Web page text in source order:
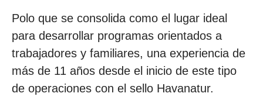
Polo que se consolida como el lugar ideal
para desarrollar programas orientados a
trabajadores y familiares, una experiencia de
más de 11 años desde el inicio de este tipo
de operaciones con el sello Havanatur.